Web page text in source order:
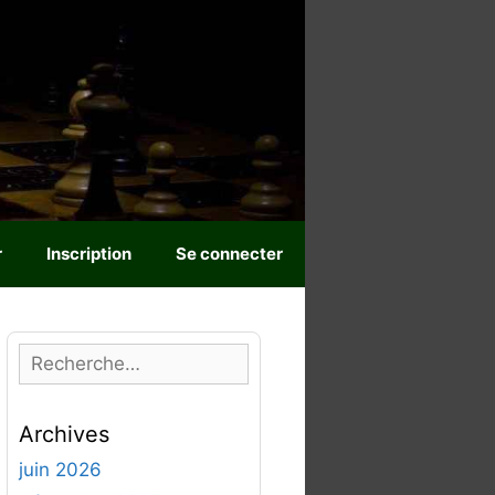
Inscription Se connecter
e
h
e
Archives
juin 2026